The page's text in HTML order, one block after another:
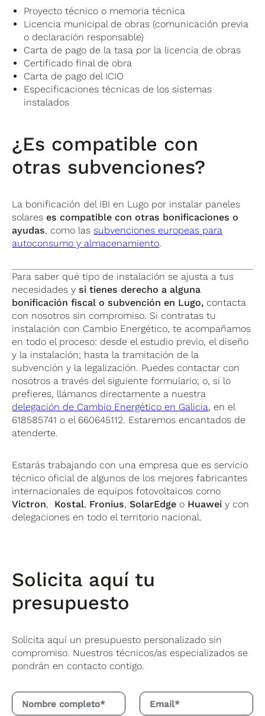
Proyecto técnico o memoria técnica
Licencia municipal de obras (comunicación previa
o declaración responsable)
Carta de pago de la tasa por la licencia de obras
Certificado final de obra
Carta de pago del ICIO
Especificaciones técnicas de los sistemas
instalados
¿Es compatible con
otras subvenciones?
La bonificación del IBI en Lugo por instalar paneles
solareses compatible con otras bonificaciones o
ayudas, como lassubvenciones europeas para
autoconsumo y almacenamiento.
Para saber qué tipo de instalación se ajusta a tus
necesidades ysi tienes derecho a alguna
bonificación fiscal o subvención en Lugo, contacta
con nosotros sin compromiso. Si contratas tu
instalación con Cambio Energético, te acompañamos
en todo el proceso: desde el estudio previo, el diseño
y la instalación; hasta la tramitación de la
subvención y la legalización. Puedes contactar con
nosotros a través del siguiente formulario; o, si lo
prefieres, llámanos directamente a nuestra
delegación de Cambio Energético en Galicia, en el
618585741 o el 660645112. Estaremos encantados de
atenderte.
Estarás trabajando con una empresa que es servicio
técnico oficial de algunos de los mejores fabricantes
internacionales de equipos fotovoltaicos como
Victron, Kostal, Fronius,SolarEdge o Huawei y con
delegaciones en todo el territorio nacional.
Solicita aquí tu
presupuesto
Solicita aquí un presupuesto personalizado sin
compromiso. Nuestros técnicos/as especializados se
pondrán en contacto contigo.